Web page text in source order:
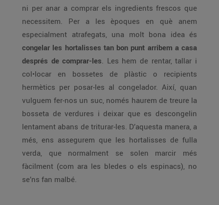
ni per anar a comprar els ingredients frescos que
necessitem. Per a les èpoques en què anem
especialment atrafegats, una molt bona idea és
congelar les hortalisses tan bon punt arribem a casa
després de comprar-les. Les hem de rentar, tallar i
col•locar en bossetes de plàstic o recipients
hermètics per posar-les al congelador. Així, quan
vulguem fer-nos un suc, només haurem de treure la
bosseta de verdures i deixar que es descongelin
lentament abans de triturar-les. D’aquesta manera, a
més, ens assegurem que les hortalisses de fulla
verda, que normalment se solen marcir més
fàcilment (com ara les bledes o els espinacs), no
se’ns fan malbé.